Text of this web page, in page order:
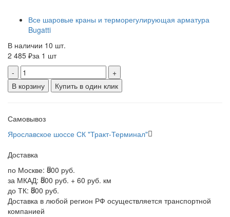
Все шаровые краны и терморегулирующая арматура
Bugatti
В наличии 10 шт.
2 485 ₽за 1 шт
-
+
В корзину
Купить в один клик
Самовывоз
Ярославское шоссе СК "Тракт-Терминал"
Доставка
по Москве: 800 руб.
за МКАД: 800 руб. + 60 руб. км
до ТК: 800 руб.
Доставка в любой регион РФ осуществляется транспортной
компанией